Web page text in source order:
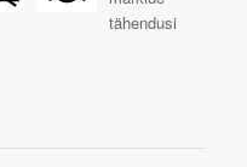
tähendusi